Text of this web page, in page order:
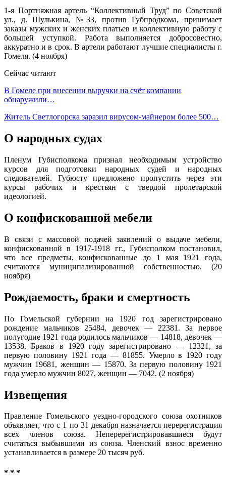
1-я Портняжная артель “Коллективный Труд” по Советской
ул., д. Шулькина, №33, против Губпродкома, принимает
заказы мужских и женских платьев и коллективную работу с
большей уступкой. Работа выполняется добросовестно,
аккуратно и в срок. В артели работают лучшие специалисты г.
Гомеля. (4 ноября)
Сейчас читают
В Гомеле при внесении выручки на счёт компании
обнаружили…
Житель Светлогорска заразил вирусом-майнером более 500…
О народных судах
Пленум Губисполкома признал необходимым устройство
курсов для подготовки народных судей и народных
следователей. Губюсту предложено пропустить через эти
курсы рабочих и крестьян с твердой пролетарской
идеологией.
О конфискованной мебели
В связи с массовой подачей заявлений о выдаче мебели,
конфискованной в 1917-1918 гг., Губисполком постановил,
что все предметы, конфискованные до 1 мая 1921 года,
считаются муниципализированной собственностью. (20
ноября)
Рождаемость, браки и смертность
По Гомельской губернии на 1920 год зарегистрировано
рождение мальчиков 25484, девочек — 22381. За первое
полугодие 1921 года родилось мальчиков — 14818, девочек —
13538. Браков в 1920 году зарегистрировано — 12321, за
первую половину 1921 года — 81855. Умерло в 1920 году
мужчин 19681, женщин — 15870. За первую половину 1921
года умерло мужчин 8027, женщин — 7042. (2 ноября)
Извещения
Правление Гомельского уездно-городского союза охотников
объявляет, что с 1 по 31 декабря назначается перерегистрация
всех членов союза. Неперерегистрировавшиеся будут
считаться выбывшими из союза. Членский взнос временно
устанавливается в размере 20 тысяч руб.
* * *